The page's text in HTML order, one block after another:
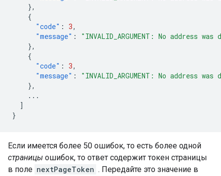
},
{
"code" : 3,
"message" :
"INVALID_ARGUMENT: No
},
{
"code" : 3,
"message" :
"INVALID_ARGUMENT: No
},
...
]
}
Если имеется более 50 ошибок, то есть более одной
страницы ошибок, то ответ содержит токен страницы
в поле nextPageToken . Передайте это значение в